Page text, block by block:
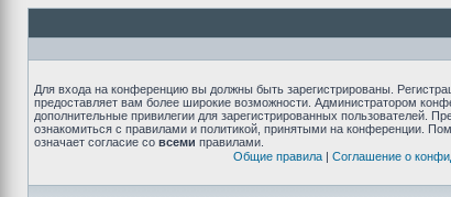
Для входа на конференцию вы должны быть зарегистрированы.
предоставляет вам более широкие возможности. Администратором
дополнительные привилегии для зарегистрированных пользователей.
ознакомиться с правилами и политикой, принятыми на конференции.
означает согласие со всеми правилами.
Общие правила| Соглашение о